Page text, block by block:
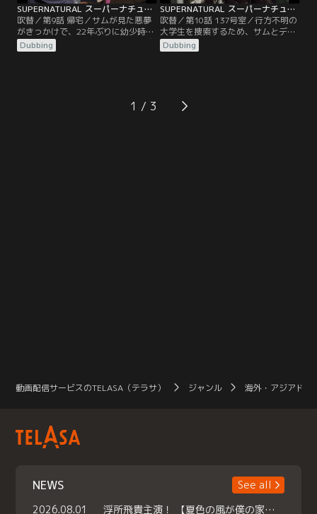
SUPERNATURAL スーパーナチュラル シーズン1 第09話／吹替
吹替／第9話 帰宅／サムが見た悪夢
がきっかけで、22年ぶりに幼少時代
を過ごした家に帰ってきたサムとデ
ィーン。家には夢で見たとおりの女
そが二人の母メアリーの命を奪った
Dubbing
SUPERNATURAL スーパーナチュラル シーズン1 第10話／吹替
吹替／第10話 137号室／行方不明の
大学生を捜索するため、サムとディ
ーンは、廃墟となった精神病院の調
査を開始する。やがて、かつての入
り憑かれてしまうのだった。
Dubbing
1
動画配信サービスのTELASA（テラサ） ジャンル 海外・アジアドラ
NEWS
See all
2026.08.01
浮所飛貴主演！ 【夏色の風が僕の家にやってきた】 本日よりテラサで独占配信スタート！